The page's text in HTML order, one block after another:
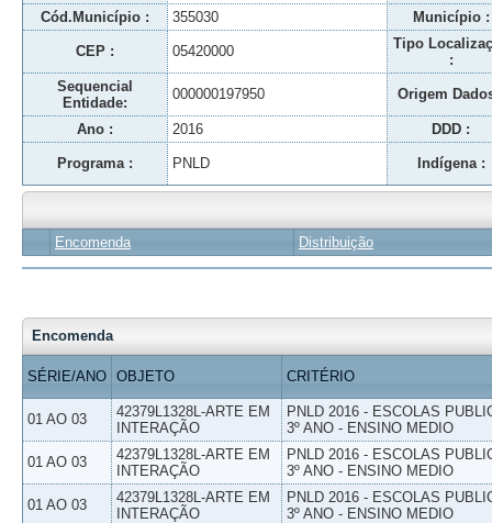
Cód.Município : 355030 Município :
CEP : 05420000
Tipo
:
Sequencial
Entidade:
000000197950 Origem
Ano : 2016 DDD :
Programa : PNLD Indígena :
Encomenda Distribuição
Encomenda
SÉRIE/ANO OBJETO CRITÉRIO
01 AO 03
42379L1328L-ARTE EM
INTERAÇÃO
PNLD 2016 - ESCOLAS
3º ANO - ENSINO MEDIO
01 AO 03
42379L1328L-ARTE EM
INTERAÇÃO
PNLD 2016 - ESCOLAS
3º ANO - ENSINO MEDIO
01 AO 03
42379L1328L-ARTE EM
INTERAÇÃO
PNLD 2016 - ESCOLAS
3º ANO - ENSINO MEDIO